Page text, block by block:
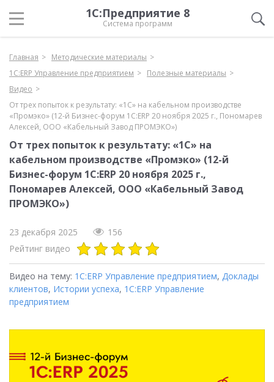
1С:Предприятие 8
Система программ
Главная
Методические материалы
1С:ERP Управление предприятием
Полезные материалы
Видео
От трех попыток к результату: «1С» на кабельном производстве
«Промэко» (12-й Бизнес-форум 1С:ERP 20 ноября 2025 г., Пономарев
Алексей, ООО «Кабельный Завод ПРОМЭКО»)
От трех попыток к результату: «1С» на
кабельном производстве «Промэко» (12-й
Бизнес-форум 1С:ERP 20 ноября 2025 г.,
Пономарев Алексей, ООО «Кабельный Завод
ПРОМЭКО»)
23 декабря 2025
156
Рейтинг видео
Видео на тему: 1С:ERP Управление предприятием, Доклады
клиентов, Истории успеха, 1С:ERP Управление
предприятием